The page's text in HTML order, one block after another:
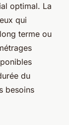
optimal. La
qui
terme ou
du
besoins